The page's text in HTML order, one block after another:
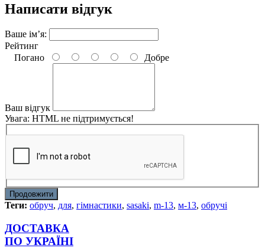
Написати відгук
Ваше ім’я:
Рейтинг
Погано
Добре
Ваш відгук
Увага: HTML не підтримується!
Продовжити
Теги: обруч, для, гімнастики, sasaki, m-13, м-13, обручі
ДОСТАВКА
ПО УКРАЇНІ